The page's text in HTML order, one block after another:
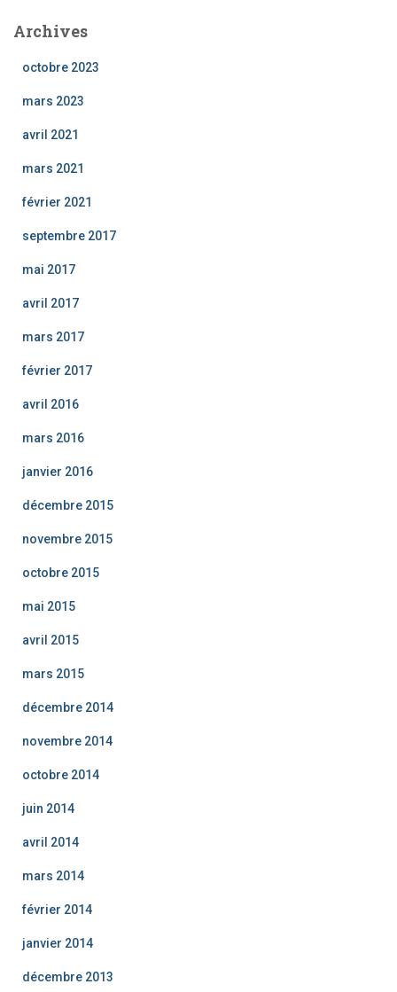
Archives
octobre 2023
mars 2023
avril 2021
mars 2021
février 2021
septembre 2017
mai 2017
avril 2017
mars 2017
février 2017
avril 2016
mars 2016
janvier 2016
décembre 2015
novembre 2015
octobre 2015
mai 2015
avril 2015
mars 2015
décembre 2014
novembre 2014
octobre 2014
juin 2014
avril 2014
mars 2014
février 2014
janvier 2014
décembre 2013